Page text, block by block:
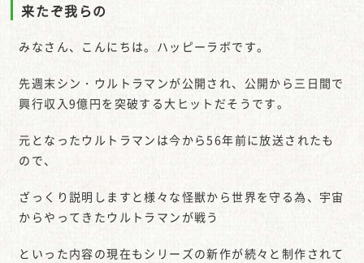
来たぞ我らの
みなさん、こんにちは。ハッピーラボです。
先週末シン・ウルトラマンが公開され、公開から三日間で
興行収入9億円を突破する大ヒットだそうです。
元となったウルトラマンは今から56年前に放送されたも
ので、
ざっくり説明しますと様々な怪獣から世界を守る為、宇宙
からやってきたウルトラマンが戦う
といった内容の現在もシリーズの新作が続々と制作されて